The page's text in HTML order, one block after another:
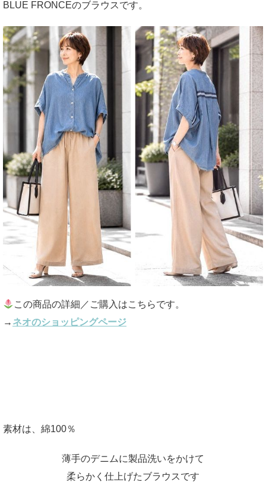
BLUE FRONCEのブラウスです。
この商品の詳細／ご購入はこちらです。
→ ネオのショッピングページ
素材は、綿100％
薄手のデニムに製品洗いをかけて
柔らかく仕上げたブラウスです